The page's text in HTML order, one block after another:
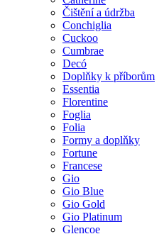
Čištění a údržba
Conchiglia
Cuckoo
Cumbrae
Decó
Doplňky k příborům
Essentia
Florentine
Foglia
Folia
Formy a doplňky
Fortune
Francese
Gio
Gio Blue
Gio Gold
Gio Platinum
Glencoe